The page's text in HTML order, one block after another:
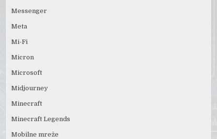
Messenger
Meta
Mi-Fi
Micron
Microsoft
Midjourney
Minecraft
Minecraft Legends
Mobilne mreže